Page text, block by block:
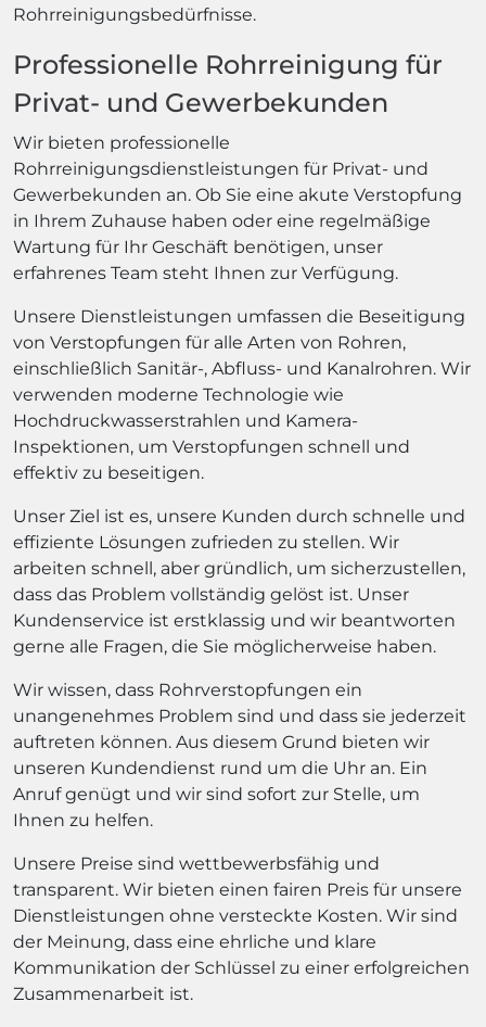
Rohrreinigungsbedürfnisse.
Professionelle Rohrreinigung für
Privat- und Gewerbekunden
Wir bieten professionelle
Rohrreinigungsdienstleistungen für Privat- und
Gewerbekunden an. Ob Sie eine akute Verstopfung
in Ihrem Zuhause haben oder eine regelmäßige
Wartung für Ihr Geschäft benötigen, unser
erfahrenes Team steht Ihnen zur Verfügung.
Unsere Dienstleistungen umfassen die Beseitigung
von Verstopfungen für alle Arten von Rohren,
einschließlich Sanitär-, Abfluss- und Kanalrohren. Wir
verwenden moderne Technologie wie
Hochdruckwasserstrahlen und Kamera-
Inspektionen, um Verstopfungen schnell und
effektiv zu beseitigen.
Unser Ziel ist es, unsere Kunden durch schnelle und
effiziente Lösungen zufrieden zu stellen. Wir
arbeiten schnell, aber gründlich, um sicherzustellen,
dass das Problem vollständig gelöst ist. Unser
Kundenservice ist erstklassig und wir beantworten
gerne alle Fragen, die Sie möglicherweise haben.
Wir wissen, dass Rohrverstopfungen ein
unangenehmes Problem sind und dass sie jederzeit
auftreten können. Aus diesem Grund bieten wir
unseren Kundendienst rund um die Uhr an. Ein
Anruf genügt und wir sind sofort zur Stelle, um
Ihnen zu helfen.
Unsere Preise sind wettbewerbsfähig und
transparent. Wir bieten einen fairen Preis für unsere
Dienstleistungen ohne versteckte Kosten. Wir sind
der Meinung, dass eine ehrliche und klare
Kommunikation der Schlüssel zu einer erfolgreichen
Zusammenarbeit ist.